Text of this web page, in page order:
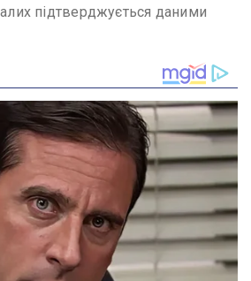
підтверджується даними